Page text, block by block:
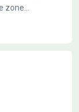
zone